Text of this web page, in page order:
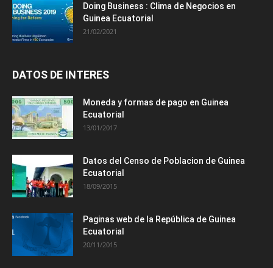
Doing Business : Clima de Negocios en
Guinea Ecuatorial
21/02/2021
DATOS DE INTERES
Moneda y formas de pago en Guinea
Ecuatorial
13/01/2017
Datos del Censo de Poblacion de Guinea
Ecuatorial
18/09/2015
Paginas web de la República de Guinea
Ecuatorial
20/11/2015